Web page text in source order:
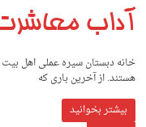
آداب
خانه دبستان سیره عملی اهل
ﻫﺴﺘﻨﺪ. از آﺧﺮﻳﻦ ﺑﺎرى ﻛﻪ
بیشتر بخوانید